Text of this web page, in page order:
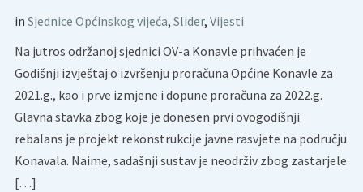
in Sjednice Općinskog vijeća, Slider, Vijesti
Na jutros održanoj sjednici OV-a Konavle prihvaćen je
Godišnji izvještaj o izvršenju proračuna Općine Konavle za
2021.g., kao i prve izmjene i dopune proračuna za 2022.g.
Glavna stavka zbog koje je donesen prvi ovogodišnji
rebalans je projekt rekonstrukcije javne rasvjete na području
Konavala. Naime, sadašnji sustav je neodrživ zbog zastarjele
[…]